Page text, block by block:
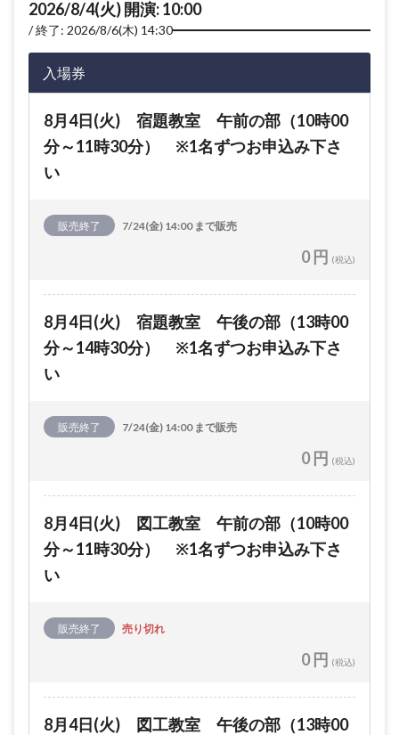
2026/8/4(火) 開演: 10:00
終了: 2026/8/6(木) 14:30
入場券
8月4日(火) 宿題教室 午前の部（10時00
分～11時30分） ※1名ずつお申込み下さ
い
販売終了 7/24(金) 14:00 まで販売
0 円 (税込)
8月4日(火) 宿題教室 午後の部（13時00
分～14時30分） ※1名ずつお申込み下さ
い
販売終了 7/24(金) 14:00 まで販売
0 円 (税込)
8月4日(火) 図工教室 午前の部（10時00
分～11時30分） ※1名ずつお申込み下さ
い
販売終了 売り切れ
0 円 (税込)
8月4日(火) 図工教室 午後の部（13時00